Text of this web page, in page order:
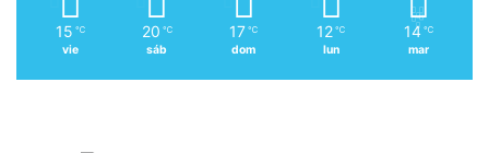
15 ℃
vie
20 ℃
sáb
17 ℃
dom
12 ℃
lun
14 ℃
mar